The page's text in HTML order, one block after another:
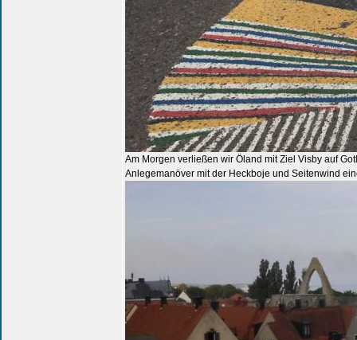
Am Morgen verließen wir Öland mit Ziel Visby auf
Anlegemanöver mit der Heckboje und Seitenwind